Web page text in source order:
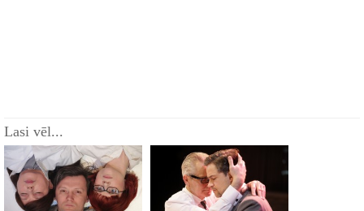
Lasi vēl...